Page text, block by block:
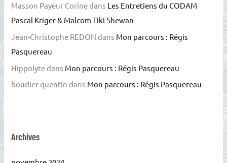
Masson Payeur Corinedans Les Entretiens du CODAM
Pascal Kriger & Malcom Tiki Shewan
Jean-Christophe REDON dans Mon parcours : Régis
Pasquereau
Hippolytedans Mon parcours : Régis Pasquereau
boudier quentin dans Mon parcours : Régis Pasquereau
Archives